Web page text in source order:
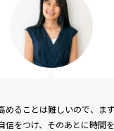
めることは難しいので、ま
信をつけ、そのあとに時間